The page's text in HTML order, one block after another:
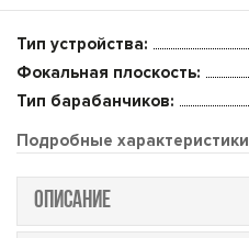
Тип устройства:
Фокальная плоскость:
Тип барабанчиков:
Подробные характеристики
ОПИСАНИЕ